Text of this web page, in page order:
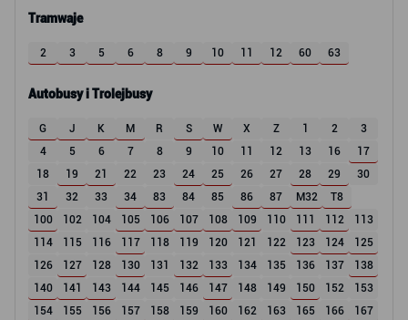
Tramwaje
2 3 5 6 8 9 10 11 12 60 63
Autobusy i Trolejbusy
G J K M R S W X Z 1 2
3
4
5 6 7 8 9 10 11 12 13 16
17
18
19 21 22 23 24 25 26 27 28 29
30
31
32 33 34 83 84 85 86 87 M32
T8
100
102 104 105 106 107 108 109 110 111 112
113
114
115 116 117 118 119 120 121 122 123 124
125
126
127 128 130 131 132 133 134 135 136 137
138
140
141 143 144 145 146 147 148 149 150 152
153
154
155 156 157 158 159 160 162 163 165 166 167